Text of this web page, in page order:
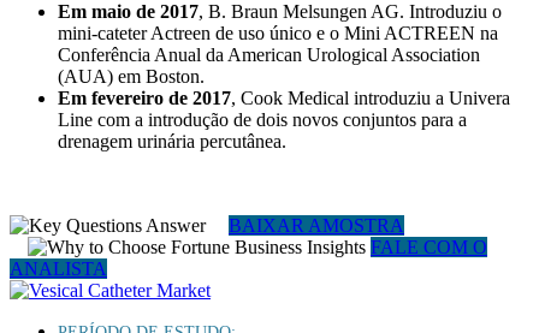
Em maio de 2017, B. Braun Melsungen AG. Introduziu o
mini-cateter Actreen de uso único e o Mini ACTREEN na
Conferência Anual da American Urological Association
(AUA) em Boston.
Em fevereiro de 2017, Cook Medical introduziu a Univera
Line com a introdução de dois novos conjuntos para a
drenagem urinária percutânea.
BAIXAR AMOSTRA
FALE COM O
ANALISTA